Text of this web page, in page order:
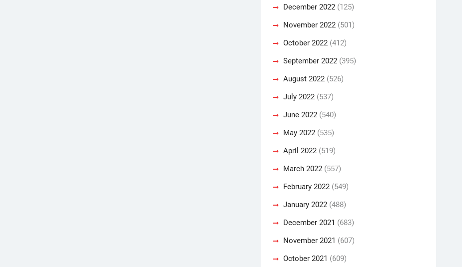
December 2022 (125)
November 2022 (501)
October 2022 (412)
September 2022 (395)
August 2022 (526)
July 2022 (537)
June 2022 (540)
May 2022 (535)
April 2022 (519)
March 2022 (557)
February 2022 (549)
January 2022 (488)
December 2021 (683)
November 2021 (607)
October 2021 (609)